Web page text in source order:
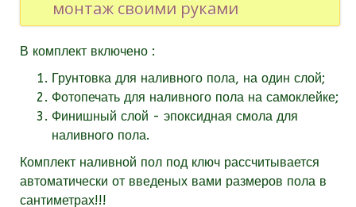
монтаж своими руками
В комплект включено :
Грунтовка для наливного пола, на один слой;
Фотопечать для наливного пола на самоклейке;
Финишный слой - эпоксидная смола для
наливного пола.
Комплект наливной пол под ключ рассчитывается
автоматически от введеных вами размеров пола в
сантиметрах!!!